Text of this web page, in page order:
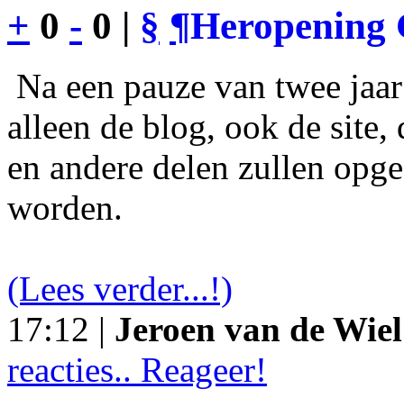
+ 0 - 0 | § ¶Heropening
Na een pauze van twee
alleen de blog, ook de site,
en andere delen zullen
worden.
(Lees verder...!)
17:12 | Jeroen van de Wiel
reacties.. Reageer!